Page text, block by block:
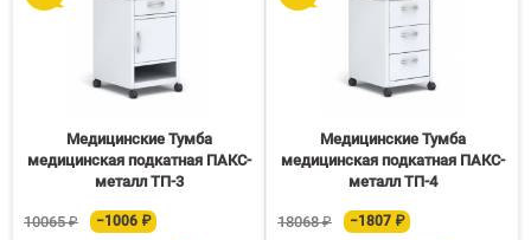
Медицинские Тумба
медицинская подкатная ПАКС-
металл ТП-3
10065 ₽ −1006 ₽
Медицинские Тумба
медицинская подкатная ПАКС-
металл ТП-4
18068 ₽ −1807 ₽